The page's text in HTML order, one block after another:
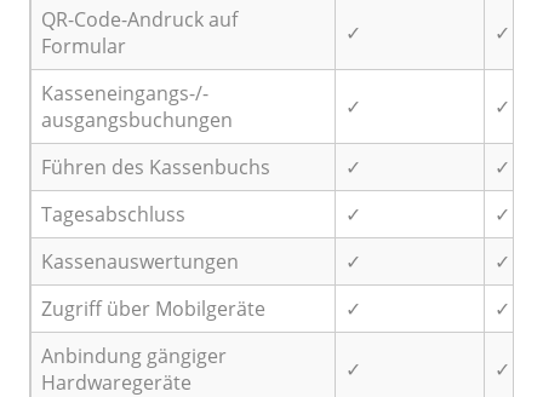
QR-Code-Andruck auf
Formular
✓ ✓
Kasseneingangs-/-
ausgangsbuchungen
✓ ✓
Führen des Kassenbuchs ✓
✓
Tagesabschluss
✓
✓
Kassenauswertungen
✓
✓
Zugriff über Mobilgeräte
✓
✓
Anbindung gängiger
Hardwaregeräte
✓ ✓